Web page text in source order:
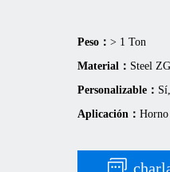
Peso：> 1 Ton
Material： Steel
Personalizable：
Aplicación：